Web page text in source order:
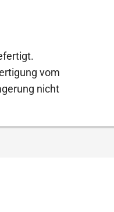
vom
nicht